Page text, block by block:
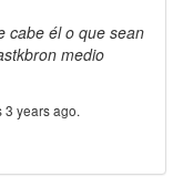
cabe él o que sean
medio
years ago.